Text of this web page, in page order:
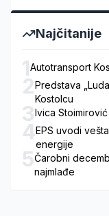
Najčitanije
1Autotransport
2Predstava
Kostolcu
3Ivica
4EPS uvodi
energije
5Čarobni
najmlađe